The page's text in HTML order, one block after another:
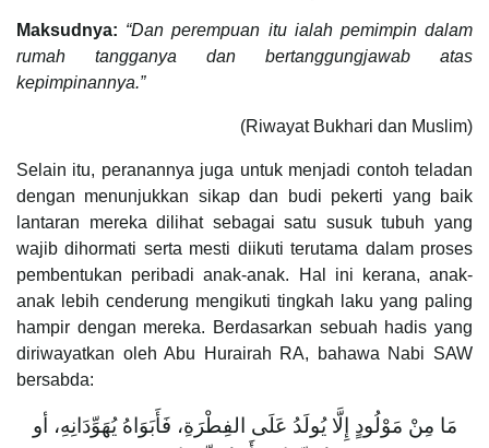
Maksudnya: “Dan perempuan itu ialah pemimpin dalam
rumah tangganya dan bertanggungjawab atas
kepimpinannya.”
(Riwayat Bukhari dan Muslim)
Selain itu, peranannya juga untuk menjadi contoh teladan
dengan menunjukkan sikap dan budi pekerti yang baik
lantaran mereka dilihat sebagai satu susuk tubuh yang
wajib dihormati serta mesti diikuti terutama dalam proses
pembentukan peribadi anak-anak. Hal ini kerana, anak-
anak lebih cenderung mengikuti tingkah laku yang paling
hampir dengan mereka. Berdasarkan sebuah hadis yang
diriwayatkan oleh Abu Hurairah RA, bahawa Nabi SAW
bersabda:
مَا مِنْ مَوْلُودٍ إِلَّا يُولَدُ عَلَى الفِطْرَةِ، فَأَبَوَاهُ يُهَوِّدَانِهِ، أو